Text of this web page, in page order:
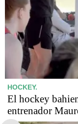
HOCKEY.
El hockey
entrenador